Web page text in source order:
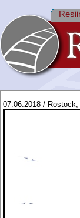
07.06.2018 /